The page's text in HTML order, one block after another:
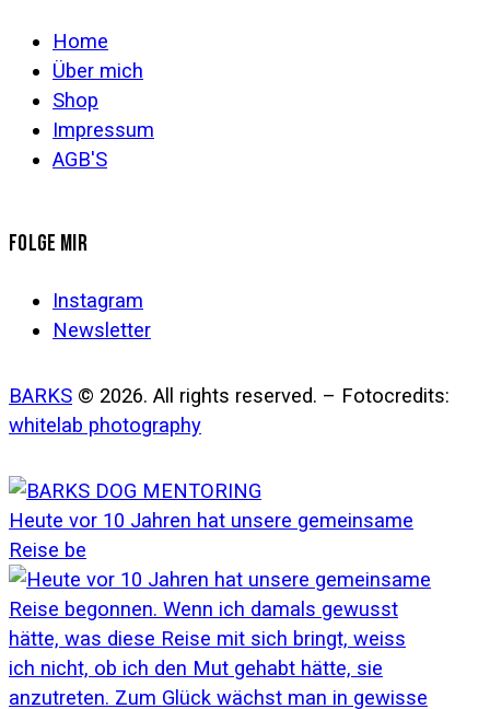
Home
Über mich
Shop
Impressum
AGB'S
FOLGE MIR
Instagram
Newsletter
BARKS © 2026. All rights reserved. – Fotocredits:
whitelab photography
Heute vor 10 Jahren hat unsere gemeinsame
Reise be